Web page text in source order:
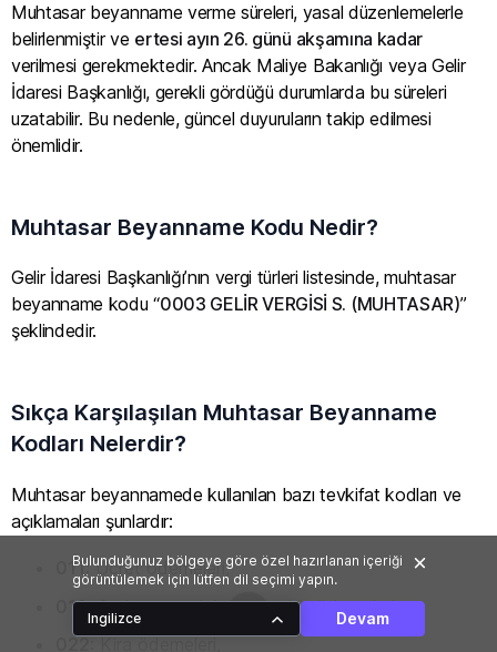
Bulunduğunuz bölgeye göre özel hazırlanan içeriği
görüntülemek için lütfen dil seçimi yapın.
Ingilizce Devam
Muhtasar beyanname verme süreleri, yasal düzenlemelerle
belirlenmiştir ve ertesi ayın 26. günü akşamına kadar
verilmesi gerekmektedir. Ancak Maliye Bakanlığı veya Gelir
İdaresi Başkanlığı, gerekli gördüğü durumlarda bu süreleri
uzatabilir. Bu nedenle, güncel duyuruların takip edilmesi
önemlidir.
Muhtasar Beyanname Kodu Nedir?
Gelir İdaresi Başkanlığı’nın vergi türleri listesinde, muhtasar
beyanname kodu “0003 GELİR VERGİSİ S. (MUHTASAR)”
şeklindedir.
Sıkça Karşılaşılan Muhtasar Beyanname
Kodları Nelerdir?
Muhtasar beyannamede kullanılan bazı tevkifat kodları ve
açıklamaları şunlardır:
011:Ücret ödemeleri,
012:Serbest meslek kazançları ödemeleri,